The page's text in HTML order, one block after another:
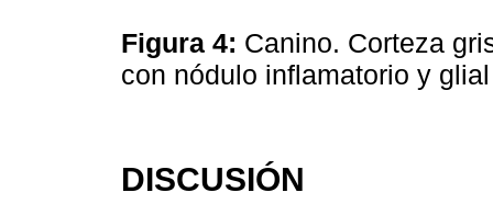
Figura 4: Canino. Corteza
con nódulo inflamatorio y
DISCUSIÓN